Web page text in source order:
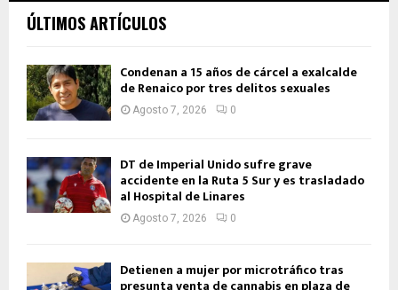
ÚLTIMOS ARTÍCULOS
Condenan a 15 años de cárcel a exalcalde
de Renaico por tres delitos sexuales
Agosto 7, 2026 0
DT de Imperial Unido sufre grave
accidente en la Ruta 5 Sur y es trasladado
al Hospital de Linares
Agosto 7, 2026 0
Detienen a mujer por microtráfico tras